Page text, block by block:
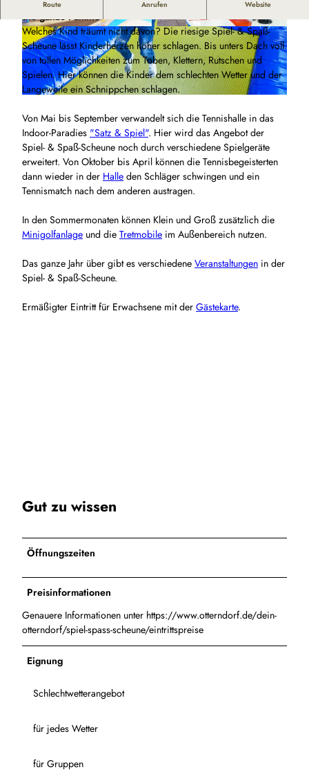
© Dahmke Photographie |CC-BY © Dahmke Photographie |CC-BY
Route Anrufen Website
die ganze Familie
Welches Kind träumt nicht davon? Die riesige Spiel- & Spaß-
Scheune lässt Kinderherzen höher schlagen. Bis unters Dach voll
von tollen Möglichkeiten zum Toben, Klettern, Rutschen und
Spielen. Hier können die Kinder dem schlechten Wetter und der
Langeweile ein Schnippchen schlagen.
Von Mai bis September verwandelt sich die Tennishalle in das
Indoor-Paradies "Satz & Spiel". Hier wird das Angebot der
Spiel- & Spaß-Scheune noch durch verschiedene Spielgeräte
erweitert. Von Oktober bis April können die Tennisbegeisterten
dann wieder in der Halle den Schläger schwingen und ein
Tennismatch nach dem anderen austragen.
In den Sommermonaten können Klein und Groß zusätzlich die
Minigolfanlage und die Tretmobile im Außenbereich nutzen.
Das ganze Jahr über gibt es verschiedene Veranstaltungen in der
Spiel- & Spaß-Scheune.
Ermäßigter Eintritt für Erwachsene mit der Gästekarte.
Gut zu wissen
Öffnungszeiten
Preisinformationen
Genauere Informationen unter https://www.otterndorf.de/dein-
otterndorf/spiel-spass-scheune/eintrittspreise
Eignung
Schlechtwetterangebot
für jedes Wetter
für Gruppen